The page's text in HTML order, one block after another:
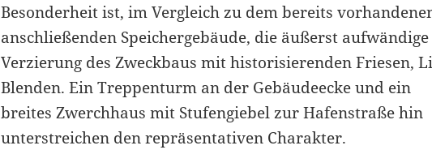
Besonderheit ist, im Vergleich zu dem bereits
anschließenden Speichergebäude, die äußerst aufwändige
Verzierung des Zweckbaus mit historisierenden Friesen,
Blenden. Ein Treppenturm an der Gebäudeecke und ein
breites Zwerchhaus mit Stufengiebel zur Hafenstraße hin
unterstreichen den repräsentativen Charakter.